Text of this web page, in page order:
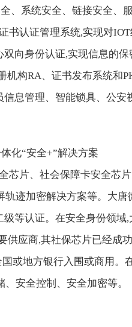
、系统安全、链接安全、
书认证管理系统,实现对
向身份认证,实现信息的
构RA、证书发布系统和
息管理、智能锁具、公安
化“安全+”解决方案
芯片、社会保障卡安全芯
迹加密解决方案等。大唐
等认证。在安全身份领
应商,其社保芯片已经成
或地方银行入围或商用。
安全控制、安全加密等。